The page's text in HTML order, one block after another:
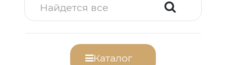
Каталог